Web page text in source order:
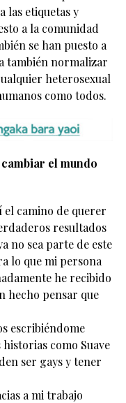
las etiquetas y
a la comunidad
se han puesto a
también normalizar
heterosexual
como todos.
el mundo
el camino de querer
resultados
no sea parte de este
lo que mi persona
he recibido
hecho pensar que
escribiéndome
historias como Suave
ser gays y tener
a mi trabajo